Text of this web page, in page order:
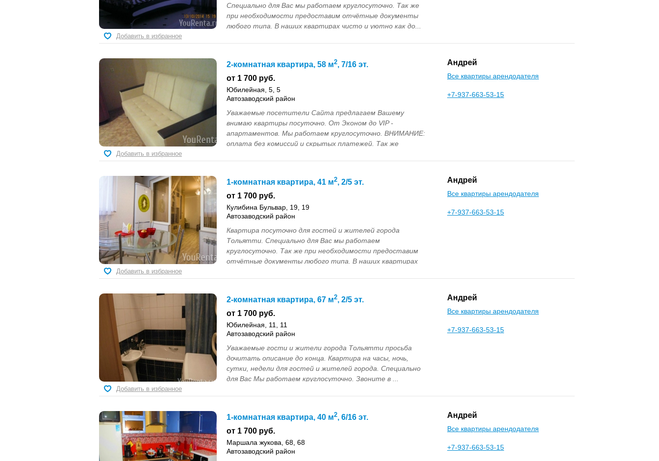
Специально для Вас мы работаем круглосуточно. Так же
при необходимости предоставим отчётные документы
любого типа. В наших квартирах чисто и уютно как до...
Добавить в избранное
2-комнатная квартира, 58 м2, 7/16 эт.
от 1 700 руб.
Юбилейная, 5, 5
Автозаводский район
Уважаемые посетители Сайта предлагаем Вашему
внимаю квартиры посуточно. От Эконом до VIP -
апартаментов. Мы работаем круглосуточно. ВНИМАНИЕ:
оплата без комиссий и скрытых платежей. Так же
Андрей
Все квартиры арендодателя
+7-937-663-53-15
Добавить в избранное
1-комнатная квартира, 41 м2, 2/5 эт.
от 1 700 руб.
Кулибина Бульвар, 19, 19
Автозаводский район
Квартира посуточно для гостей и жителей города
Тольятти. Специально для Вас мы работаем
круглосуточно. Так же при необходимости предоставим
отчётные документы любого типа. В наших квартирах
Андрей
Все квартиры арендодателя
+7-937-663-53-15
Добавить в избранное
2-комнатная квартира, 67 м2, 2/5 эт.
от 1 700 руб.
Юбилейная, 11, 11
Автозаводский район
Уважаемые гости и жители города Тольятти просьба
дочитать описание до конца. Квартира на часы, ночь,
сутки, недели для гостей и жителей города. Специально
для Вас Мы работаем круглосуточно. Звоните в ...
Андрей
Все квартиры арендодателя
+7-937-663-53-15
Добавить в избранное
1-комнатная квартира, 40 м2, 6/16 эт.
от 1 700 руб.
Маршала жукова, 68, 68
Автозаводский район
Андрей
Все квартиры арендодателя
+7-937-663-53-15